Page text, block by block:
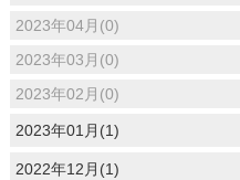
2023年04月(0)
2023年03月(0)
2023年02月(0)
2023年01月(1)
2022年12月(1)